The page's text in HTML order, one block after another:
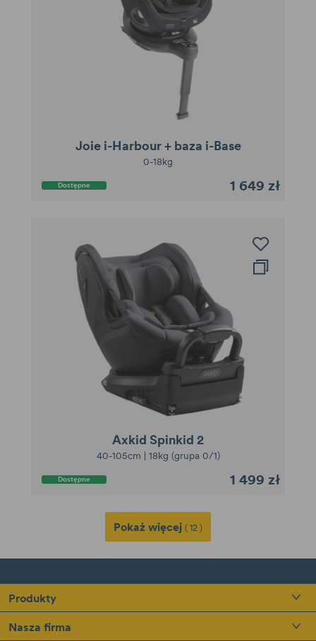
Joie i-Harbour + baza i-Base
0-18kg
Dostępne 1 649 zł
Axkid Spinkid 2
40-105cm | 18kg (grupa 0/1)
Dostępne 1 499 zł
Pokaż więcej ( 12 )
Produkty
Nasza firma